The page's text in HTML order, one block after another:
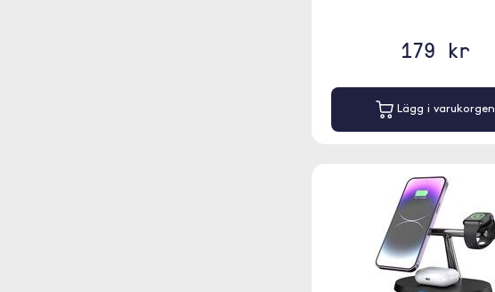
179 kr
Lägg i varukorgen